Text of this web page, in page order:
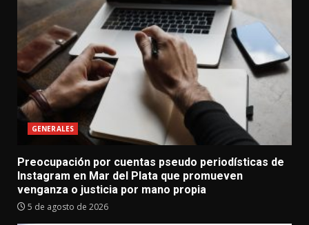
GENERALES
Preocupación por cuentas pseudo periodísticas de
Instagram en Mar del Plata que promueven
venganza o justicia por mano propia
5 de agosto de 2026